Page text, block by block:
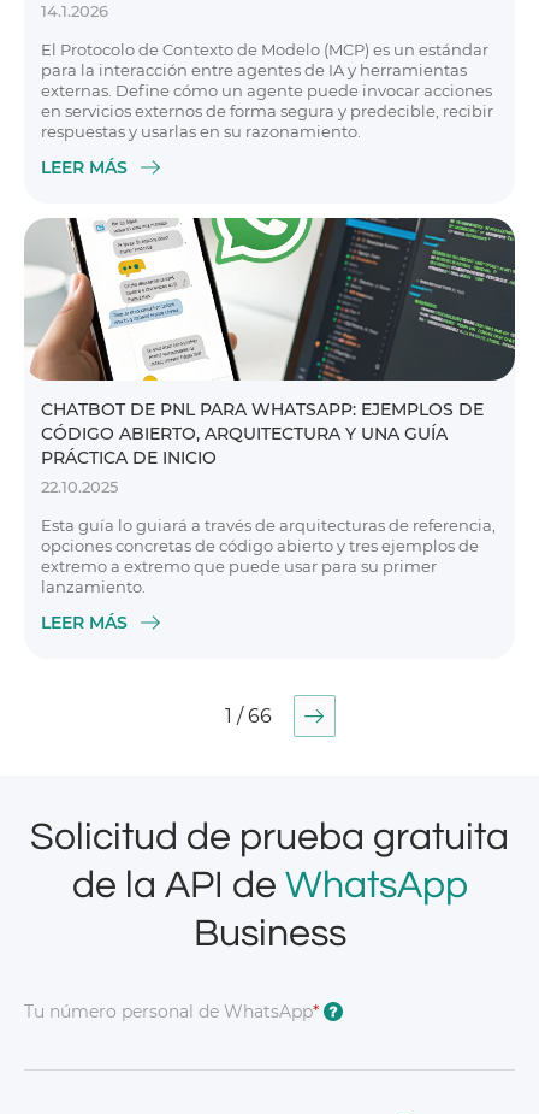
14.1.2026
El Protocolo de Contexto de Modelo (MCP) es un estándar
para la interacción entre agentes de IA y herramientas
externas. Define cómo un agente puede invocar acciones
en servicios externos de forma segura y predecible, recibir
respuestas y usarlas en su razonamiento.
LEER MÁS
CHATBOT DE PNL PARA WHATSAPP: EJEMPLOS DE
CÓDIGO ABIERTO, ARQUITECTURA Y UNA GUÍA
PRÁCTICA DE INICIO
22.10.2025
Esta guía lo guiará a través de arquitecturas de referencia,
opciones concretas de código abierto y tres ejemplos de
extremo a extremo que puede usar para su primer
lanzamiento.
LEER MÁS
1 / 66
Solicitud de prueba gratuita
de la API de WhatsApp
Business
Tu número personal de WhatsApp* ?